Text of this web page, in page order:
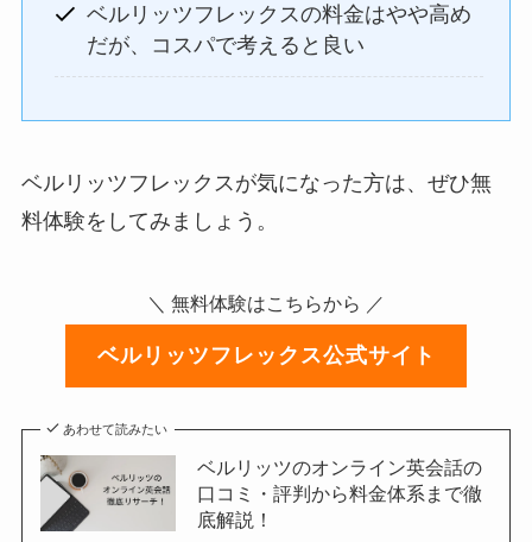
ベルリッツフレックスの料金はやや高め
だが、コスパで考えると良い
ベルリッツフレックスが気になった方は、ぜひ無
料体験をしてみましょう。
＼ 無料体験はこちらから ／
ベルリッツフレックス公式サイト
あわせて読みたい
ベルリッツのオンライン英会話の
口コミ・評判から料金体系まで徹
底解説！